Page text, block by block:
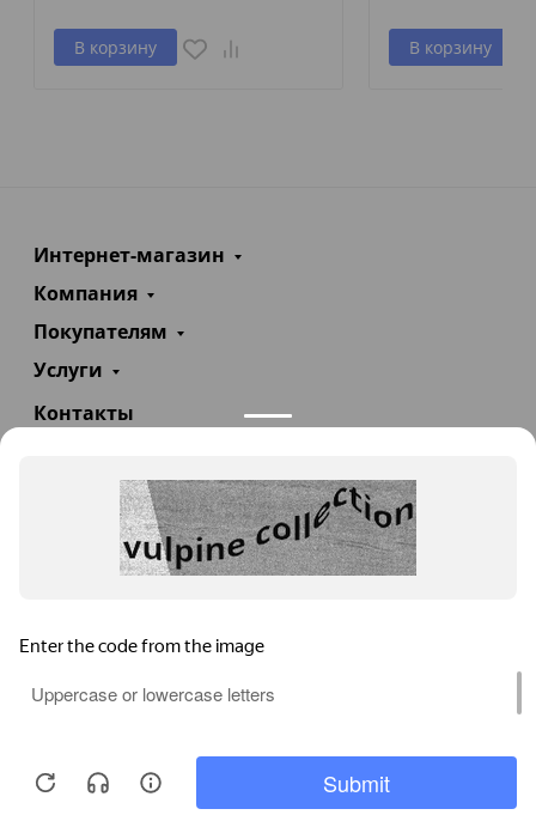
В корзину В корзину
Интернет-магазин
Компания
Покупателям
Услуги
Контакты
info@teploexpert.com
Пн—Сб 09:00 – 18:00
TeploExpert.com © 2008 - 2026 Оборудование для
систем отопления, водоснабжения, канализации